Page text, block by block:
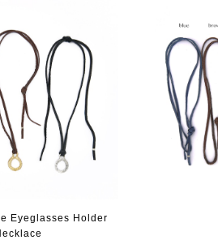
Eyeglasses Holder